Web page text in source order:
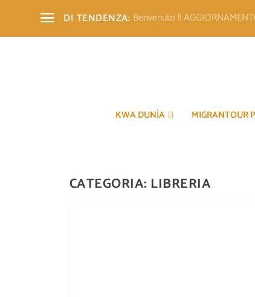
DI TENDENZA: Benvenuto !!
KWA DUNÌA MIGRANTOUR
CATEGORIA: LIBRERIA